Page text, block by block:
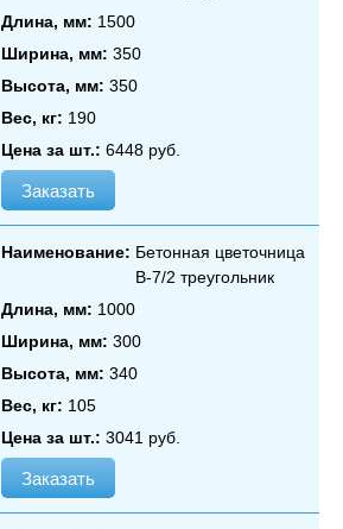
Длина, мм: 1500
Ширина, мм: 350
Высота, мм: 350
Вес, кг: 190
Цена за шт.: 6448 руб.
Заказать
Наименование: Бетонная цветочница
В‑7/2 треугольник
Длина, мм: 1000
Ширина, мм: 300
Высота, мм: 340
Вес, кг: 105
Цена за шт.: 3041 руб.
Заказать